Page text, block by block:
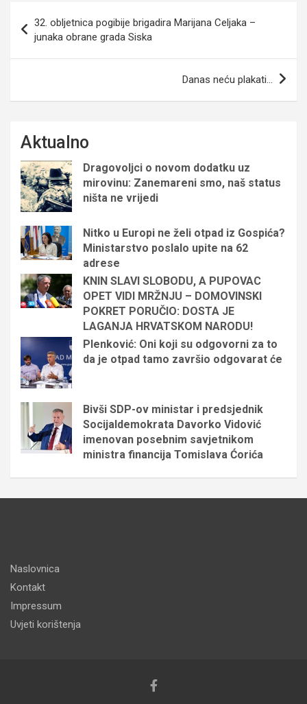
objava
32. obljetnica pogibije brigadira Marijana Celjaka –
junaka obrane grada Siska
Danas neću plakati…
Aktualno
Dragovoljci o novom dodatku uz
mirovinu: Zanemareni smo, naš status
ništa ne vrijedi
Nitko u Europi ne želi otpad iz Gospića?
Ministarstvo poslalo upite na 62
adrese
KNIN SLAVI SLOBODU, A PUPOVAC
OPET VIDI MRŽNJU – DOMOVINSKI
POKRET PORUČIO: DOSTA JE
LAGANJA HRVATSKOM NARODU!
Plenković: Oni koji su odgovorni za to
da je otpad tamo završio odgovarat će
Bivši SDP-ov ministar i predsjednik
Socijaldemokrata Davorko Vidović
imenovan posebnim savjetnikom
ministra financija Tomislava Ćorića
Naslovnica
Kontakt
Impressum
Uvjeti korištenja